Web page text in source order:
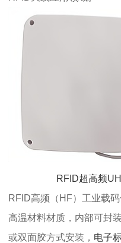
RFID超高频
RFID高频（HF）工业载
高温材料材质，内部可封
或双面胶方式安装， 电子